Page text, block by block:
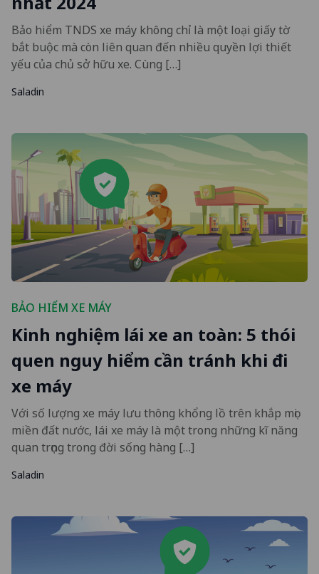
Bảo hiểm TNDS xe máy không chỉ là một loại giấy tờ
bắt buộc mà còn liên quan đến nhiều quyền lợi thiết
yếu của chủ sở hữu xe. Cùng […]
Saladin
BẢO HIỂM XE MÁY
Kinh nghiệm lái xe an toàn: 5 thói
quen nguy hiểm cần tránh khi đi
xe máy
Với số lượng xe máy lưu thông khổng lồ trên khắp mọi
miền đất nước, lái xe máy là một trong những kĩ năng
quan trọng trong đời sống hàng […]
Saladin